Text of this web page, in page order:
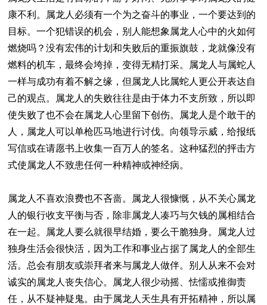
康不利。属龙人必须有一个为之奋斗的事业，一个要达到的
目标。一个犯错误的机会，别人能想象属龙人心中的火如何
燃烧吗？没有宏伟的计划和失败后的重振旗鼓，龙就像没有
燃料的机车，最终会垮掉，变得无精打采。属龙人与属蛇人
一样与成功有着不解之缘，但属龙人比属蛇人更公开表达自
己的观点。属龙人的失败往往是由于体力不支所致，所以即
使失败了也不会在属龙人心里留下创伤。属龙人是个敢干的
人，属龙人可以单枪匹马地进行讨伐。向领导示威，给报纸
写信或在请愿书上收集一百万人的签名。这种猛烈的抨击方
式使属龙人不致患任何一种精神或神经病。
属龙人不喜欢浪费也不吝啬。属龙人很慷慨，从不关心属龙
人的银行收支平衡与否，除非属龙人凑巧与欠钱的属相结合
在一起。属龙人要么就很早结婚，要么干脆独身。属龙人过
独身生活会很快活，因为工作和事业占据了属龙人的全部生
活。总会有朋友或崇拜者来与属龙人做伴。别人从来不会对
诚实的属龙人丧失信心。属龙人很少动摇、怯懦或推御责
任，从不疑神疑鬼。由于属龙人天生具有开拓精神，所以属